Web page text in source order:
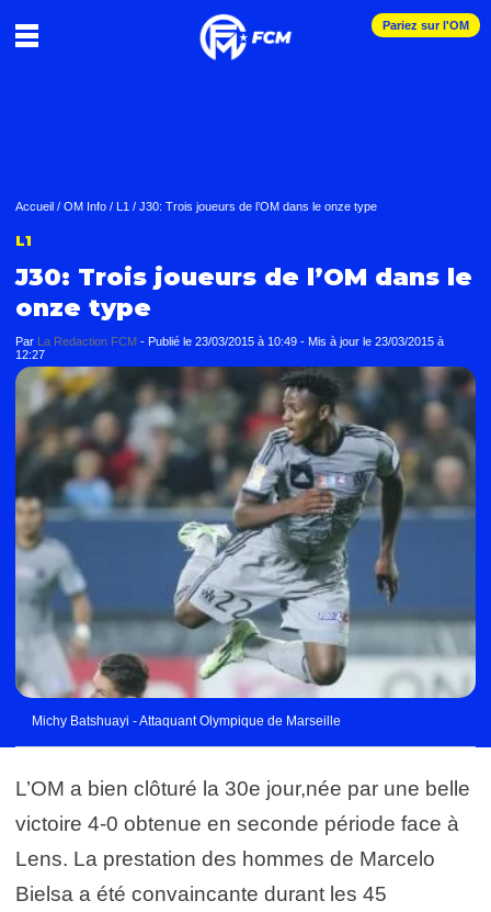
Pariez sur l'OM
Accueil / OM Info / L1 / J30: Trois joueurs de l’OM dans le onze type
L1
J30: Trois joueurs de l’OM dans le
onze type
Par La Redaction FCM - Publié le 23/03/2015 à 10:49 - Mis à jour le 23/03/2015 à
12:27
Michy Batshuayi - Attaquant Olympique de Marseille
L’OM a bien clôturé la 30e jour,née par une belle
victoire 4-0 obtenue en seconde période face à
Lens. La prestation des hommes de Marcelo
Bielsa a été convaincante durant les 45